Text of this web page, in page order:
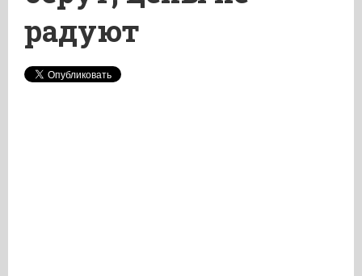
радуют